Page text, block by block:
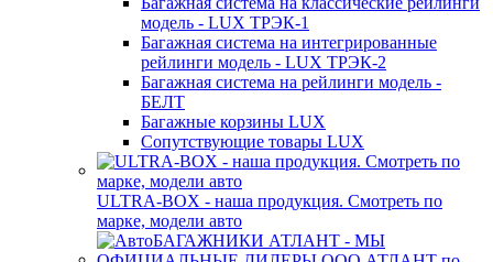
модель - LUX ТРЭК-1
Багажная система на интегрированные
рейлинги модель - LUX ТРЭК-2
Багажная система на рейлинги модель -
БЕЛТ
Багажные корзины LUX
Сопутствующие товары LUX
ULTRA-BOX - наша продукция. Смотреть по
марке, модели авто